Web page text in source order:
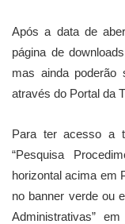
Após a data de
página de
mas ainda poderão
através do Portal da
Para ter acesso a
“Pesquisa
horizontal acima em
no banner verde ou
Administrativas”